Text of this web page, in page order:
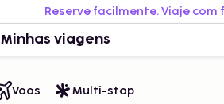
Reserve facilmente. Viaje
Minhas viagens
Voos Multi-stop